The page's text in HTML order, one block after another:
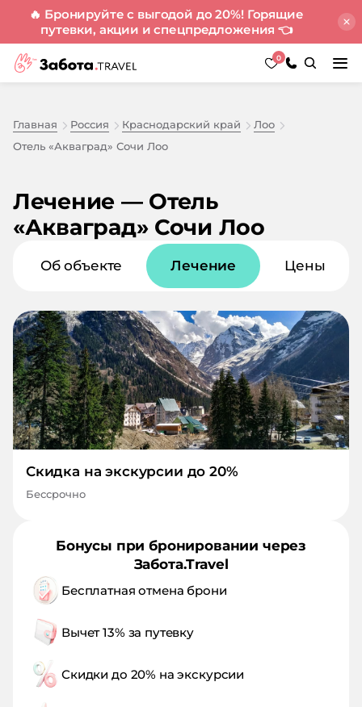
🔥 Бронируйте с выгодой до 20%! Горящие
путевки, акции и спецпредложения 👈
0
Главная Россия Краснодарский край
Лоо
Отель «Акваград» Сочи Лоо
Лечение — Отель
«Акваград» Сочи Лоо
Об объекте Лечение Цены
Скидка на экскурсии до 20%
Бессрочно
Бонусы при бронировании через
Забота.Travel
Бесплатная отмена брони
Вычет 13% за путевку
Скидки до 20% на экскурсии